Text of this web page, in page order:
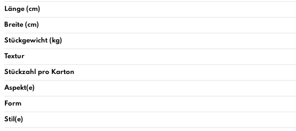
Länge (cm)
Breite (cm)
Stückgewicht (kg)
Textur
Stückzahl pro Karton
Aspekt(e)
Form
Stil(e)